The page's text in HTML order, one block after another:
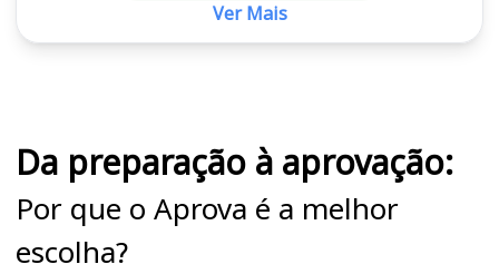
Ver Mais
Da preparação à aprovação:
Por que o Aprova é a melhor
escolha?